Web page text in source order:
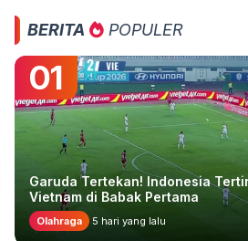
BERITA POPULER
01
Garuda Tertekan! Indonesia
Vietnam di Babak Pertama
Olahraga 5 hari yang lalu